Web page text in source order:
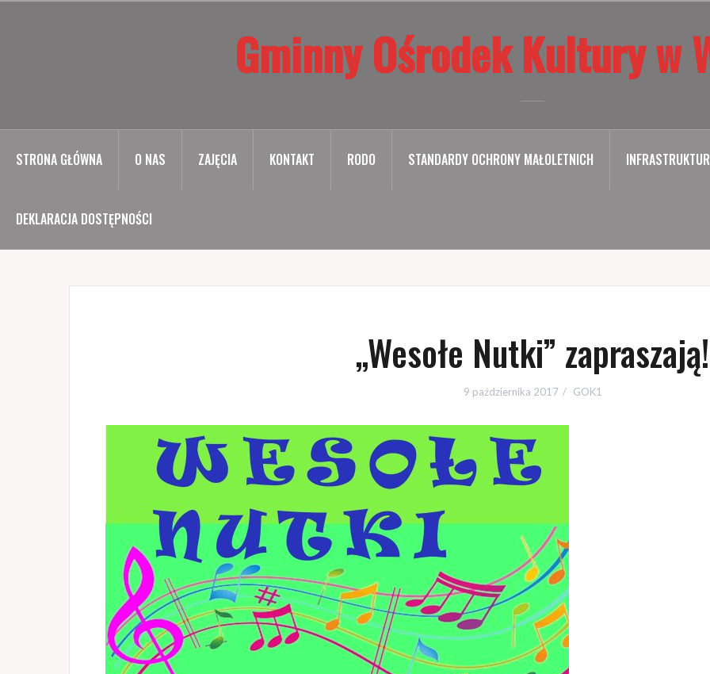
Gminny Ośrodek Kultury w
STRONA GŁÓWNA O NAS ZAJĘCIA KONTAKT RODO STANDARDY OCHRONY MAŁOLETNICH
DEKLARACJA DOSTĘPNOŚCI
„Wesołe Nutki” zapraszają!
9 października 2017 GOK1